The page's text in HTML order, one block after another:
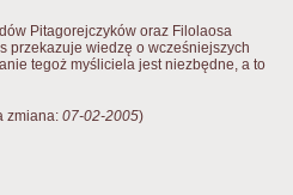
Pitagorejczyków oraz Filolaosa
przekazuje wiedzę o wcześniejszych
tegoż myśliciela jest niezbędne, a to
zmiana: 07-02-2005)